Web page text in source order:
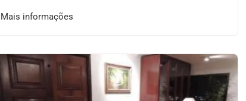
Mais informações